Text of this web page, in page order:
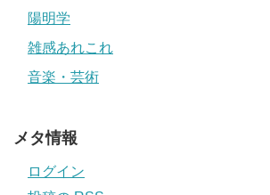
陽明学
雑感あれこれ
音楽・芸術
メタ情報
ログイン